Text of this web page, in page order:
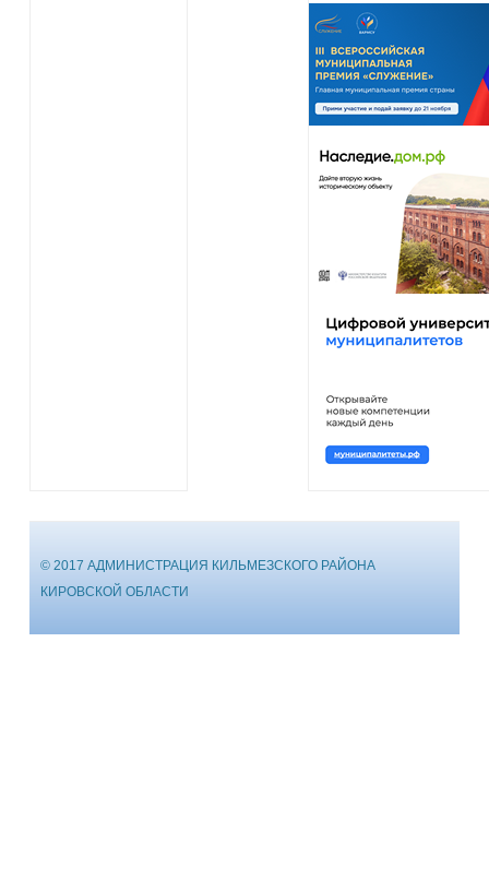
© 2017 АДМИНИСТРАЦИЯ КИЛЬМЕЗСКОГО РАЙОНА
КИРОВСКОЙ ОБЛАСТИ